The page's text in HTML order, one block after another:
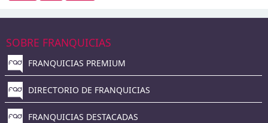
SOBRE FRANQUICIAS
FRANQUICIAS PREMIUM
DIRECTORIO DE FRANQUICIAS
FRANQUICIAS DESTACADAS